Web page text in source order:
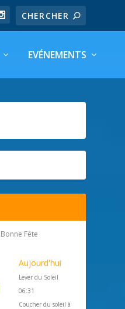
EVÉNEMENTS
Fête
Aujourd'hui
Lever du Soleil
06:31
Coucher du soleil à